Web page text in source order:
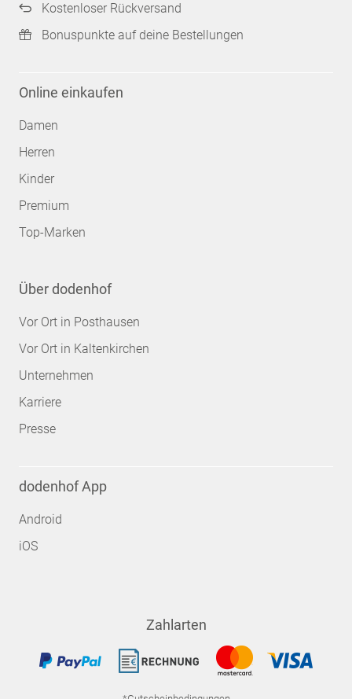
Kostenloser Rückversand
Bonuspunkte auf deine Bestellungen
Online einkaufen
Damen
Herren
Kinder
Premium
Top-Marken
Über dodenhof
Vor Ort in Posthausen
Vor Ort in Kaltenkirchen
Unternehmen
Karriere
Presse
dodenhof App
Android
iOS
Zahlarten